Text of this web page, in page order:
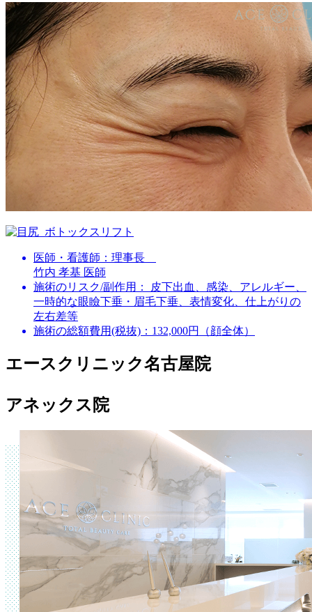
医師・看護師： 理事長
竹内 孝基 医師
施術のリスク/副作用：
皮下出血、感染、アレルギー、
一時的な眼瞼下垂・眉毛下垂、表情変化、仕上がりの
左右差等
施術の総額費用(税抜)： 132,000円（顔全体）
エースクリニック名古屋院
アネックス院